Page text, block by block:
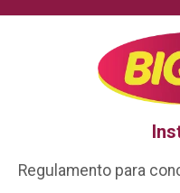
Regulamento para